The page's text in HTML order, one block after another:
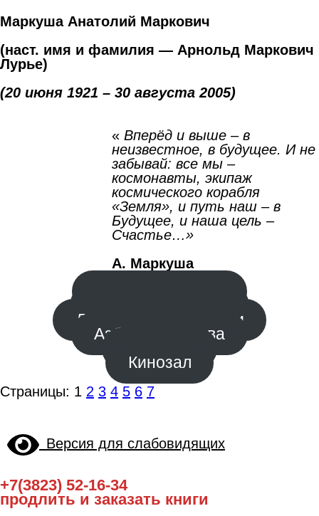
Маркуша Анатолий Маркович
(наст. имя и фамилия — Арнольд Маркович
Лурье)
(20 июня 1921 – 30 августа 2005)
« Вперёд и выше – в
неизвестное, в будущее. И не
забывай: все мы –
космонавты, экипаж
космического корабля
«Земля», и путь наш – в
Будущее, и наша цель –
Счастье…»
А. Маркуша
Добрые мудрые книги
Азбука мужества
Кинозал
Страницы: 1 2 3 4 5 6 7
Версия для слабовидящих
+7(3823) 52-16-34
продлить и заказать книги